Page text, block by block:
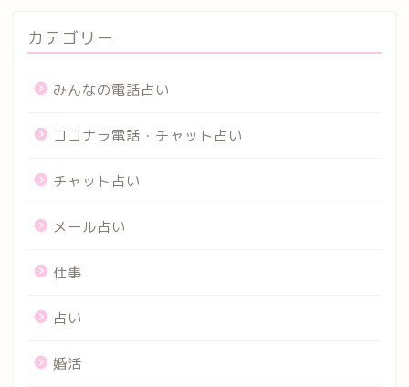
カテゴリー
みんなの電話占い
ココナラ電話・チャット占い
チャット占い
メール占い
仕事
占い
婚活